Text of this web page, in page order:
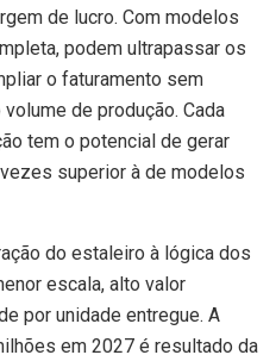
de lucro. Com modelos
podem ultrapassar os
o faturamento sem
de produção. Cada
tem o potencial de gerar
superior à de modelos
do estaleiro à lógica dos
escala, alto valor
por unidade entregue. A
em 2027 é resultado da